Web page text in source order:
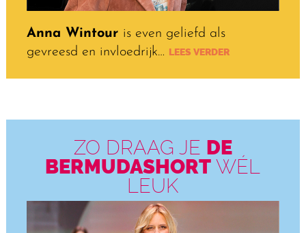
Anna Wintour is even geliefd als
gevreesd en invloedrijk… LEES VERDER
ZO DRAAG JE DE
BERMUDA­SHORT WÉL
LEUK